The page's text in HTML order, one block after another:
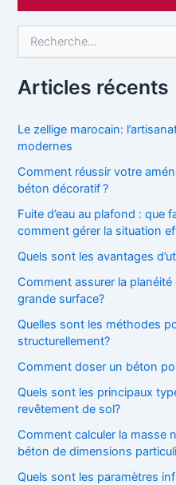
h
e
c
h
r
:
Articles récents
Le zellige marocain:
modernes
Comment réussir votre
béton décoratif ?
Fuite d’eau au plafond : que
comment gérer la situation
Quels sont les avantages
Comment assurer la planéité
grande surface?
Quelles sont les méthodes
structurellement?
Comment doser un béton
Quels sont les principaux
revêtement de sol?
Comment calculer la masse
béton de dimensions
Quels sont les paramètres